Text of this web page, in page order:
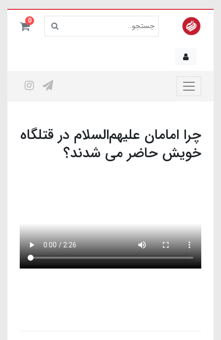
0
چرا امامان علیهم‌السلام در قتلگاه
خویش حاضر می شدند؟